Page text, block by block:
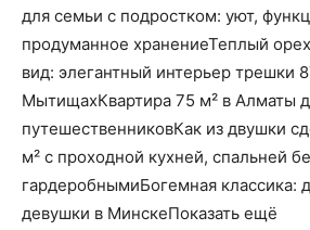
для семьи с подростком: уют,
продуманное хранениеТеплый
вид: элегантный интерьер трешки
МытищахКвартира 75 м² в Алматы
путешественниковКак из двушки
м² с проходной кухней, спальней
гардеробнымиБогемная классика:
девушки в МинскеПоказать ещё